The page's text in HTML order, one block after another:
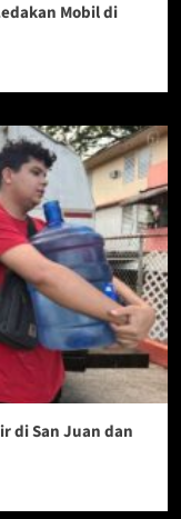
Mobil di
di San Juan dan